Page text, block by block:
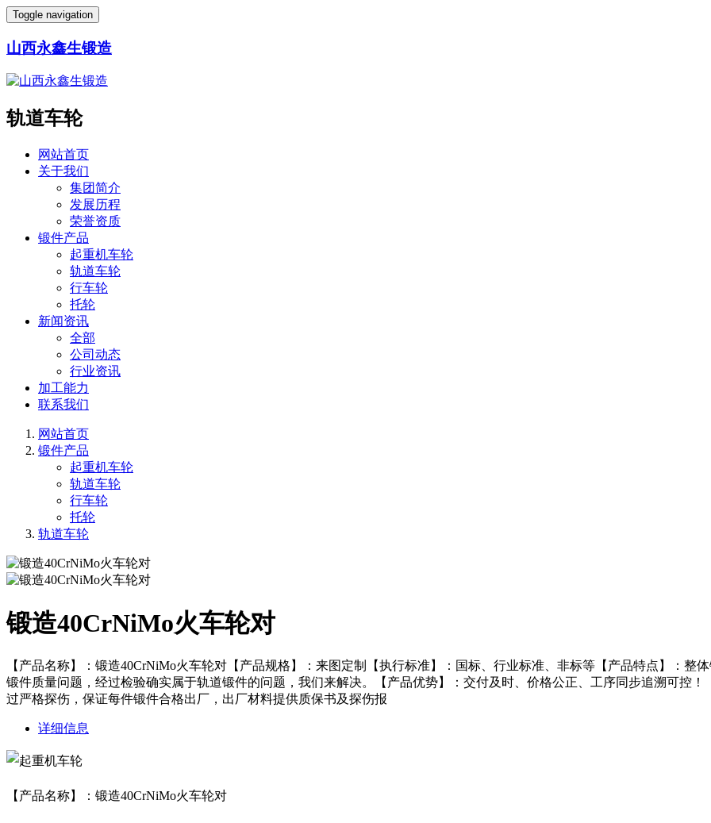
Toggle navigation
山西永鑫生锻造
轨道车轮
网站首页
关于我们
集团简介
发展历程
荣誉资质
锻件产品
起重机车轮
轨道车轮
行车轮
托轮
新闻资讯
全部
公司动态
行业资讯
加工能力
联系我们
网站首页
锻件产品
起重机车轮
轨道车轮
行车轮
托轮
轨道车轮
锻造40CrNiMo火车轮对
【产品名称】：锻造40CrNiMo火车轮对【产品规格】：来图定制【执行标准】：国标、行业标准、非标等【产品特点】：整
锻件质量问题，经过检验确实属于轨道锻件的问题，我们来解决。【产品优势】：交付及时、价格公正、工序同步追溯可控
过严格探伤，保证每件锻件合格出厂，出厂材料提供质保书及探伤报
详细信息
【产品名称】： 锻造40CrNiMo火车轮对